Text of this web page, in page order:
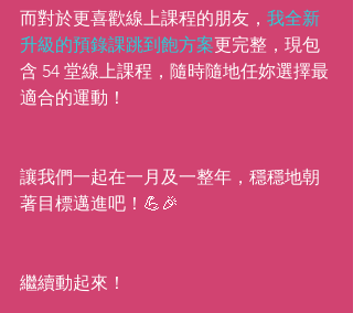
而對於更喜歡線上課程的朋友， 我全新
升級的預錄課跳到飽方案更完整，現包
含 54 堂線上課程，隨時隨地任妳選擇最
適合的運動！
讓我們一起在一月及一整年，穩穩地朝
著目標邁進吧！💪🎉
繼續動起來！